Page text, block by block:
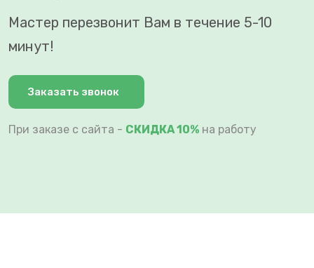
Мастер перезвонит Вам в течение 5-10
минут!
Заказать звонок
При заказе с сайта - СКИДКА 10% на работу